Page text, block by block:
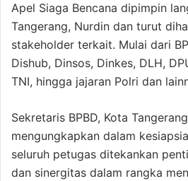
Apel Siaga Bencana dipimpin
Tangerang, Nurdin dan turut
stakeholder terkait. Mulai dari
Dishub, Dinsos, Dinkes, DLH,
TNI, hingga jajaran Polri dan
Sekretaris BPBD, Kota
mengungkapkan dalam
seluruh petugas ditekankan
dan sinergitas dalam rangka